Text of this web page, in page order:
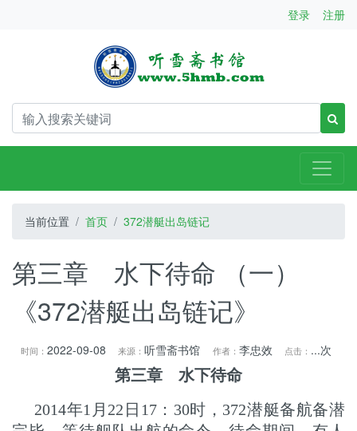
登录 注册
当前位置 首页 372潜艇出岛链记
第三章 水下待命 （一）
《372潜艇出岛链记》
时间：2022-09-08 来源：听雪斋书馆 作者： 李忠效 点击： ...次
第三章 水下待命
2014年1月22日17：30时，372潜艇备航备潜